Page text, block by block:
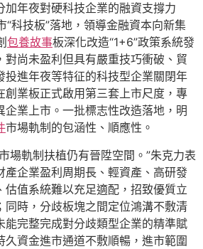
加年夜對硬科技企業的融資支撐力
科技板”落地，領導金融資本向新集
包養故事板深化改造“1+6”政策系統發
對尚未盈利但具有嚴重技巧衝破、貿
投進年夜等特征的科技型企業關閉年
創業板正式啟用第三套上市尺度，專
企業上市。一批標志性改造落地，明
市場軌制的包涵性、順應性。
場軌制扶植仍有晉陞空間。”朱克力表
產企業盈利周期長、輕資產、高研發
估值系統難以充足適配，招致優質立
同時，分歧板塊之間定位鴻溝不敷清
能完整完成對分歧類型企業的精準賦
久資金進市通道不敷順暢，進市範圍